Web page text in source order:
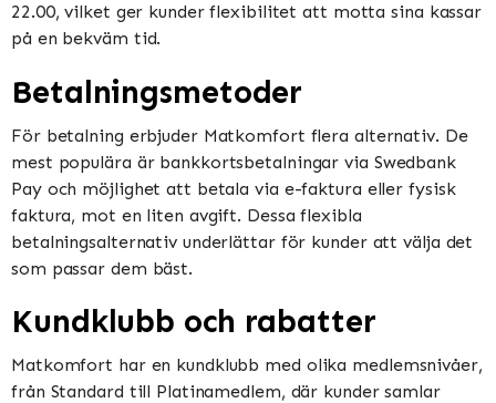
22.00, vilket ger kunder flexibilitet att motta sina kassar
på en bekväm tid​​​​.
Betalningsmetoder
För betalning erbjuder Matkomfort flera alternativ. De
mest populära är bankkortsbetalningar via Swedbank
Pay och möjlighet att betala via e-faktura eller fysisk
faktura, mot en liten avgift. Dessa flexibla
betalningsalternativ underlättar för kunder att välja det
som passar dem bäst​​.
Kundklubb och rabatter
Matkomfort har en kundklubb med olika medlemsnivåer,
från Standard till Platinamedlem, där kunder samlar